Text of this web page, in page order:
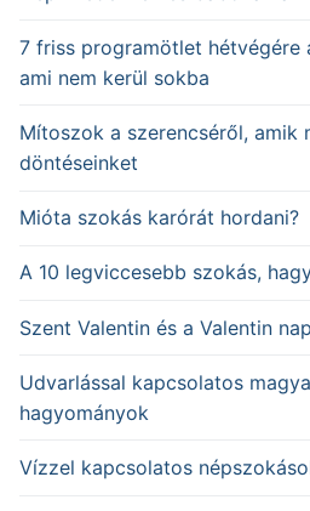
7 friss programötlet hétvégére
ami nem kerül sokba
Mítoszok a szerencséről, amik
döntéseinket
Mióta szokás karórát hordani?
A 10 legviccesebb szokás,
Szent Valentin és a Valentin
Udvarlással kapcsolatos
hagyományok
Vízzel kapcsolatos